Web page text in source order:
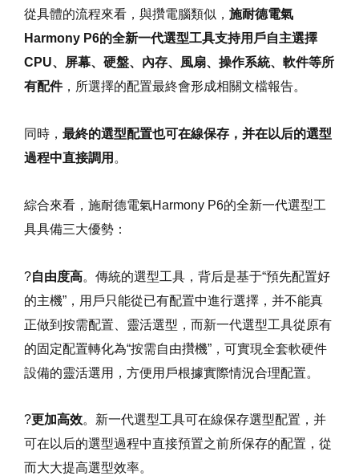
從具體的流程來看，與攢電腦類似， 施耐德電氣
Harmony P6的全新一代選型工具支持用戶自主選擇
CPU、屏幕、硬盤、內存、風扇、操作系統、軟件等所
有配件，所選擇的配置最終會形成相關文檔報告。
同時， 最終的選型配置也可在線保存，并在以后的選型
過程中直接調用 。
綜合來看，施耐德電氣Harmony P6的全新一代選型工
具具備三大優勢：
?自由度高。傳統的選型工具，背后是基于“預先配置好
的主機”，用戶只能從已有配置中進行選擇，并不能真
正做到按需配置、靈活選型，而新一代選型工具從原有
的固定配置轉化為“按需自由攢機”，可實現全套軟硬件
設備的靈活選用，方便用戶根據實際情況合理配置。
?更加高效。新一代選型工具可在線保存選型配置，并
可在以后的選型過程中直接預置之前所保存的配置，從
而大大提高選型效率。